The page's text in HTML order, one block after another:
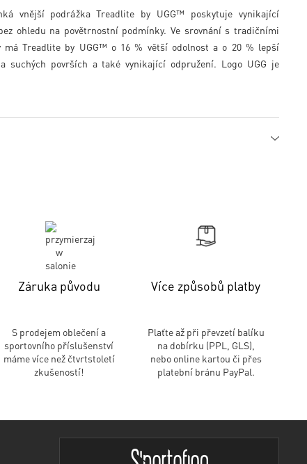
vnější podrážka Treadlite by UGG™ poskytuje vynikající
ohledu na povětrnostní podmínky. Ve srovnání s tradičními
má Treadlite by UGG™ o 16 % větší odolnost a o 20 % lepší
suchých površích a také vynikající odpružení. Logo UGG je
Záruka původu
S prodejem oblečení a
sportovního příslušenství
máme více než čtvrtstoletí
zkušeností!
Více způsobů platby
Plaťte až při převzetí balíku
na dobírku (PPL, GLS),
nebo online kartou či přes
platební bránu PayPal.